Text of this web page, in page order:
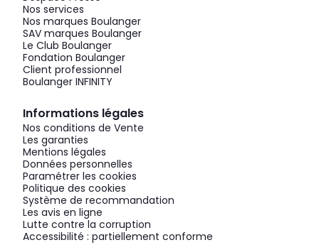
Nos services
Nos marques Boulanger
SAV marques Boulanger
Le Club Boulanger
Fondation Boulanger
Client professionnel
Boulanger INFINITY
Informations légales
Nos conditions de Vente
Les garanties
Mentions légales
Données personnelles
Paramétrer les cookies
Politique des cookies
Système de recommandation
Les avis en ligne
Lutte contre la corruption
Accessibilité : partiellement conforme